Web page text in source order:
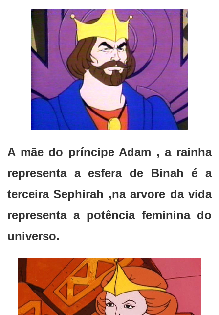
A mãe do príncipe Adam , a rainha
representa a esfera de Binah é a
terceira Sephirah ,na arvore da vida
representa a potência feminina do
universo.